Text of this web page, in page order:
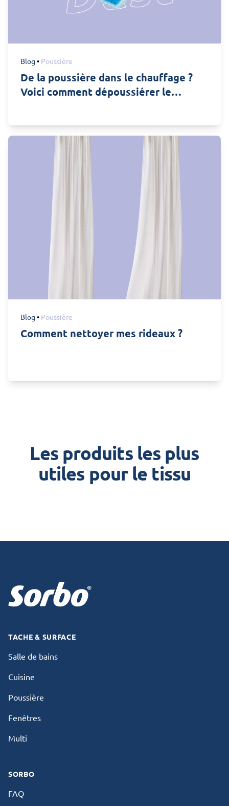
Blog • Poussière
De la poussière dans le chauffage ?
Voici comment dépoussiérer le
Blog • Poussière
Comment nettoyer mes rideaux ?
Les produits les plus
utiles pour le tissu
TACHE & SURFACE
Salle de bains
Cuisine
Poussière
Fenêtres
Multi
SORBO
FAQ